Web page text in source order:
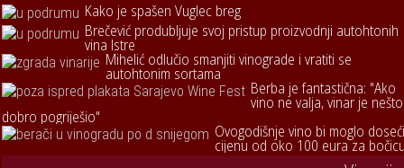
Kako je spašen Vuglec breg
Brečević produbljuje svoj pristup proizvodnji autohtonih
vina Istre
Mihelić odlučio smanjiti vinograde i vratiti se
autohtonim sortama
Berba je fantastična: "Ako
vino ne valja, vinar je nešto
dobro pogriješio"
Ovogodišnje vino bi moglo
cijenu od oko 100 eura za